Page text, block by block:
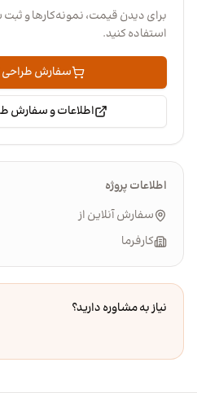
برای دیدن قیمت، نمونه‌کارها و
استفاده کنید.
سفارش طراحی
اطلاعات و سفارش
اطلاعات پروژه
سفارش آنلاین از
کارفرما
نیاز به مشاوره دارید؟